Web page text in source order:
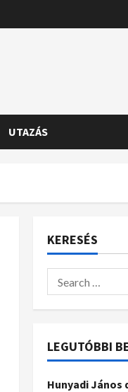
UTAZÁS
KERESÉS
LEGUTÓBBI
Hunyadi János